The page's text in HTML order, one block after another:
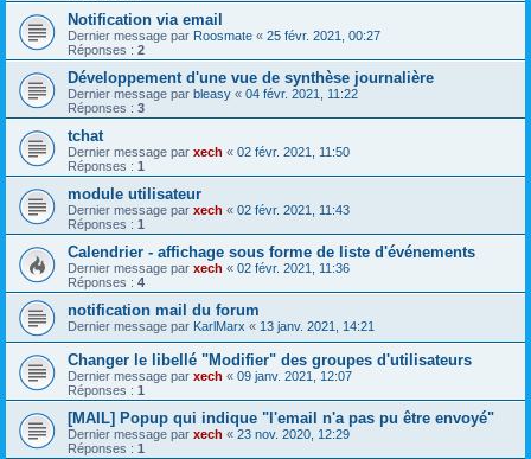
Notification via email
Dernier message par Roosmate « 25 févr. 2021, 00:27
Réponses : 2
Développement d'une vue de synthèse journalière
Dernier message par bleasy « 04 févr. 2021, 11:22
Réponses : 3
tchat
Dernier message par xech « 02 févr. 2021, 11:50
Réponses : 1
module utilisateur
Dernier message par xech « 02 févr. 2021, 11:43
Réponses : 1
Calendrier - affichage sous forme de liste d'événements
Dernier message par xech « 02 févr. 2021, 11:36
Réponses : 4
notification mail du forum
Dernier message par KarlMarx « 13 janv. 2021, 14:21
Changer le libellé "Modifier" des groupes d'utilisateurs
Dernier message par xech « 09 janv. 2021, 12:07
Réponses : 1
[MAIL] Popup qui indique "l'email n'a pas pu être envoyé"
Dernier message par xech « 23 nov. 2020, 12:29
Réponses : 1